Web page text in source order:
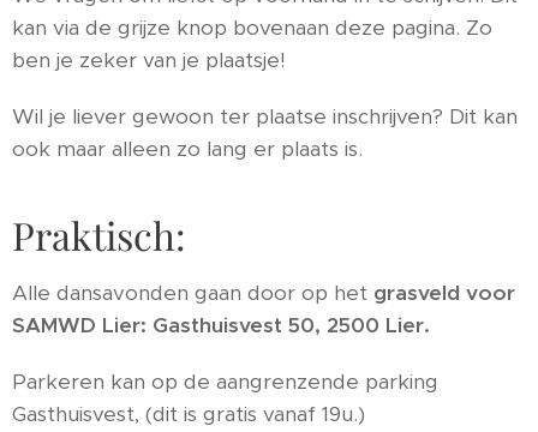
kan via de grijze knop bovenaan deze pagina. Zo
ben je zeker van je plaatsje!
Wil je liever gewoon ter plaatse inschrijven? Dit kan
ook maar alleen zo lang er plaats is.
Praktisch:
Alle dansavonden gaan door op het grasveld voor
SAMWD Lier: Gasthuisvest 50, 2500 Lier.
Parkeren kan op de aangrenzende parking
Gasthuisvest, (dit is gratis vanaf 19u.)